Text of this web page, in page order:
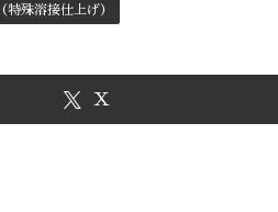
殊溶接仕上げ）
X